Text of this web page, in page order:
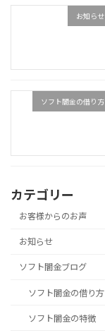
お知らせ
ソフト闇金の借り方
カテゴリー
お客様からのお声
お知らせ
ソフト闇金ブログ
ソフト闇金の借り方
ソフト闇金の特徴